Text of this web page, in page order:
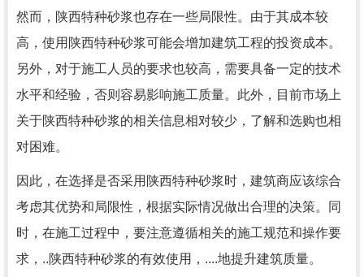
然而，陕西特种砂浆也存在一些局限性。由于其成本较
高，使用陕西特种砂浆可能会增加建筑工程的投资成本。
另外，对于施工人员的要求也较高，需要具备一定的技术
水平和经验，否则容易影响施工质量。此外，目前市场上
关于陕西特种砂浆的相关信息相对较少，了解和选购也相
对困难。
因此，在选择是否采用陕西特种砂浆时，建筑商应该综合
考虑其优势和局限性，根据实际情况做出合理的决策。同
时，在施工过程中，要注意遵循相关的施工规范和操作要
求，..陕西特种砂浆的有效使用，....地提升建筑质量。